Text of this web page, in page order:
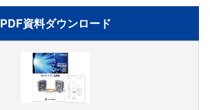
PDF資料ダウンロード